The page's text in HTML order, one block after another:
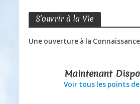
S’ouvrir à la Vie
Une ouverture à la
Maintenant
Voir tous les points